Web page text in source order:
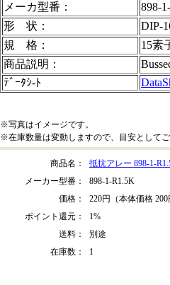
メーカ型番：
898-
形 状：
DIP-
規 格：
15
商品説明：
ﾃﾞｰﾀｼ-ﾄ
※写真はイメージです。
※在庫数量は変動しますので、目安として
商品名：
抵抗アレー 898-1-
メーカー型番：
898-1-R1.5K
価格：
220円（本体価格
ポイント還元：
1%
送料：
別途
在庫数：
1